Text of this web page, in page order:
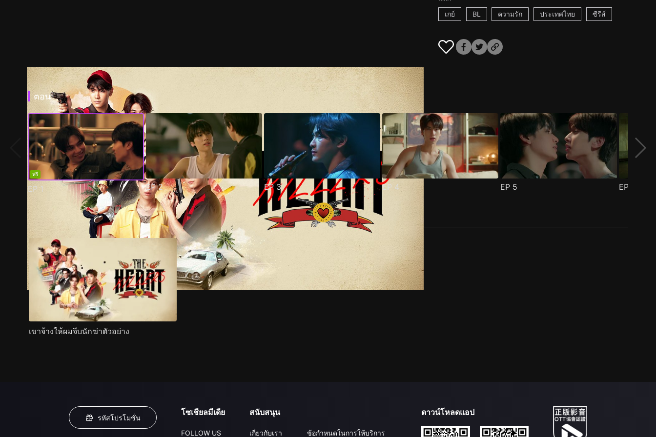
เกย์
BL ความรัก ประเทศไทย ซีรีส์
ตอน
ฟรี
EP 1 EP2 EP 3 EP 4 EP 5 EP
ภาพนิ่ง เนื้อหาที่แนะนำ รายละเอียด
เขาจ้างให้ผมจีบนักฆ่าตัวอย่าง
รหัสโปรโมชั่น
โซเชียลมีเดีย
FOLLOW US
สนับสนุน
เกี่ยวกับเรา ข้อกำหนดในการให้บริการ
ดาวน์โหลดแอป